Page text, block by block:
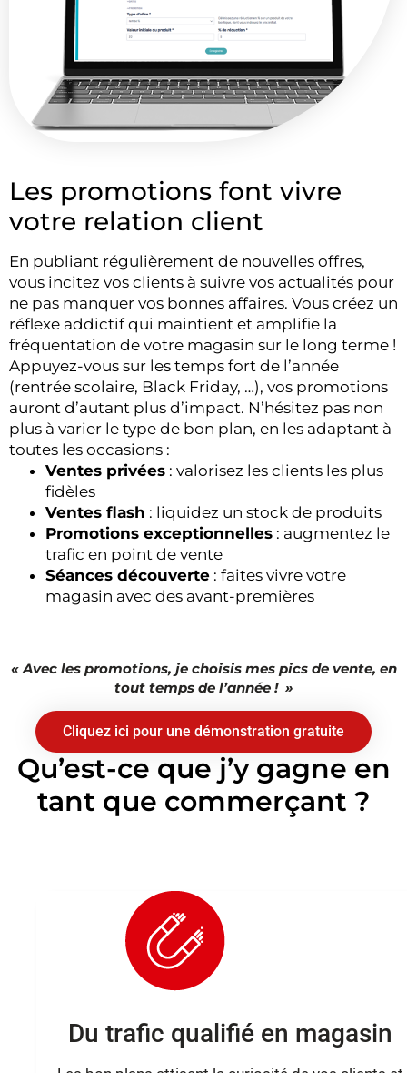
Les promotions font vivre
votre relation client
En publiant régulièrement de nouvelles offres,
vous incitez vos clients à suivre vos actualités pour
ne pas manquer vos bonnes affaires. Vous créez un
réflexe addictif qui maintient et amplifie la
fréquentation de votre magasin sur le long terme !
Appuyez-vous sur les temps fort de l’année
(rentrée scolaire, Black Friday, …), vos promotions
auront d’autant plus d’impact. N’hésitez pas non
plus à varier le type de bon plan, en les adaptant à
toutes les occasions :
Ventes privées : valorisez les clients les plus
fidèles
Ventes flash : liquidez un stock de produits
Promotions exceptionnelles : augmentez le
trafic en point de vente
Séances découverte : faites vivre votre
magasin avec des avant-premières
« Avec les promotions, je choisis mes pics de vente, en
tout temps de l’année ! »
Cliquez ici pour une démonstration gratuite
Qu’est-ce que j’y gagne en
tant que commerçant ?
Du trafic qualifié en magasin